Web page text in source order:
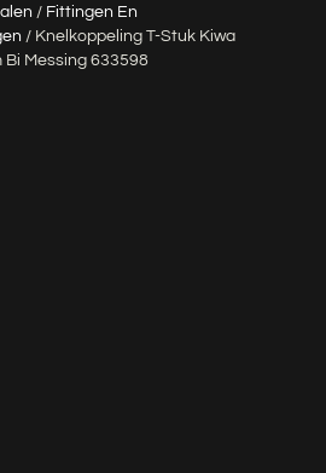
/ Fittingen En
/ Knelkoppeling T-Stuk Kiwa
Bi Messing 633598